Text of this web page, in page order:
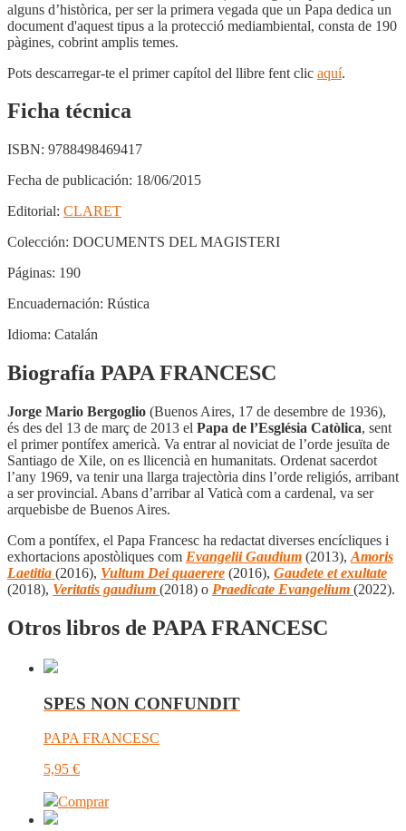
alguns d’històrica, per ser la primera vegada que un Papa dedica un
document d'aquest tipus a la protecció mediambiental, consta de 190
pàgines, cobrint amplis temes.
Pots descarregar-te el primer capítol del llibre fent clic aquí.
Ficha técnica
ISBN: 9788498469417
Fecha de publicación: 18/06/2015
Editorial: CLARET
Colección: DOCUMENTS DEL MAGISTERI
Páginas: 190
Encuadernación: Rústica
Idioma: Catalán
Biografía PAPA FRANCESC
Jorge Mario Bergoglio (Buenos Aires, 17 de desembre de 1936),
és des del 13 de març de 2013 el Papa de l’Església Catòlica, sent
el primer pontífex americà. Va entrar al noviciat de l’orde jesuïta de
Santiago de Xile, on es llicencià en humanitats. Ordenat sacerdot
l’any 1969, va tenir una llarga trajectòria dins l’orde religiós, arribant
a ser provincial. Abans d’arribar al Vaticà com a cardenal, va ser
arquebisbe de Buenos Aires.
Com a pontífex, el Papa Francesc ha redactat diverses encícliques i
exhortacions apostòliques com Evangelii Gaudium (2013), Amoris
Laetitia (2016), Vultum Dei quaerere (2016), Gaudete et exultate
(2018), Veritatis gaudium (2018) o Praedicate Evangelium (2022).
Otros libros de PAPA FRANCESC
SPES NON CONFUNDIT
PAPA FRANCESC
5,95 €
Comprar